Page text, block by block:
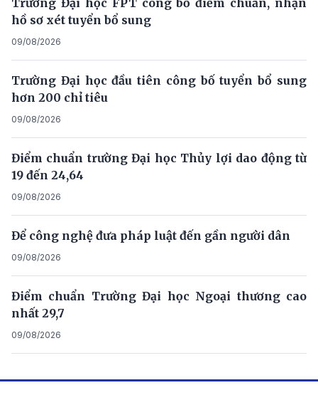
Trường Đại học FPT công bố điểm chuẩn, nhận
hồ sơ xét tuyển bổ sung
09/08/2026
Trường Đại học đầu tiên công bố tuyển bổ sung
hơn 200 chỉ tiêu
09/08/2026
Điểm chuẩn trường Đại học Thủy lợi dao động từ
19 đến 24,64
09/08/2026
Để công nghệ đưa pháp luật đến gần người dân
09/08/2026
Điểm chuẩn Trường Đại học Ngoại thương cao
nhất 29,7
09/08/2026